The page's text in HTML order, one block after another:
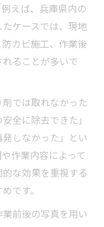
えば、兵庫県内の
ケースでは、現地
カビ施工、作業後
ることが多いで
では取れなかった
全に除去できた」
発しなかった」とい
作業内容によって
な効果を重視する
です。
前後の写真を用い